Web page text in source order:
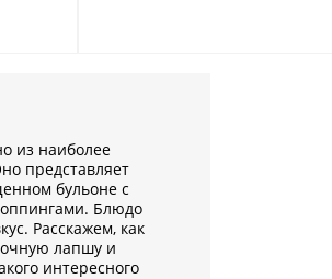
из наиболее
представляет
бульоне с
Блюдо
Расскажем, как
лапшу и
интересного